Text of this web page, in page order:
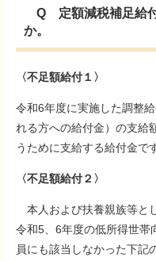
Q 定額減税補足給
か。
〈不足額給付１〉
令和6年度に実施した調整
れる方への給付金）の支給
うために支給する給付金で
〈不足額給付２〉
本人および扶養親族等と
令和5、6年度の低所得世帯
員にも該当しなかった下記